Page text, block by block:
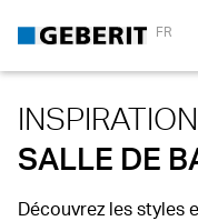
FR
SALLE DE
Découvrez les styles